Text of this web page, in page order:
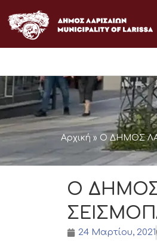
στο
περιεχόμενο
Αρχική » Ο ΔΗΜΟΣ
Ο ΔΗΜΟΣ
24 Μαρτίου, 2021